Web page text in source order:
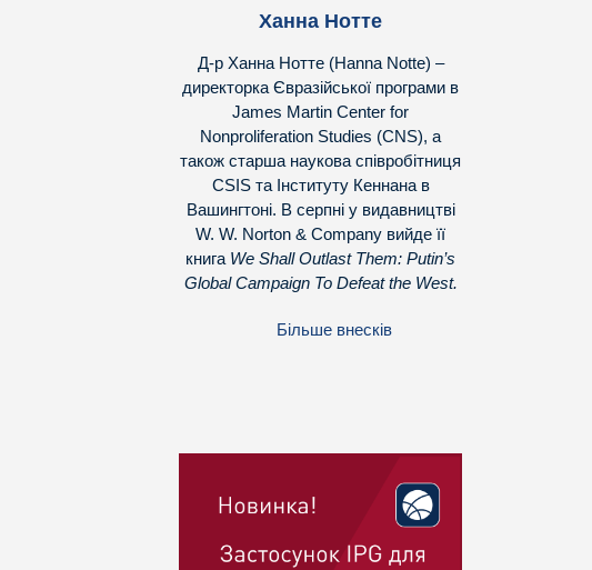
Ханна Нотте
Д-р Ханна Нотте (Hanna Notte) –
директорка Євразійської програми в
James Martin Center for
Nonproliferation Studies (CNS), а
також старша наукова співробітниця
CSIS та Інституту Кеннана в
Вашингтоні. В серпні у видавництві
W. W. Norton & Company вийде її
книга We Shall Outlast Them: Putin’s
Global Campaign To Defeat the West.
Більше внесків